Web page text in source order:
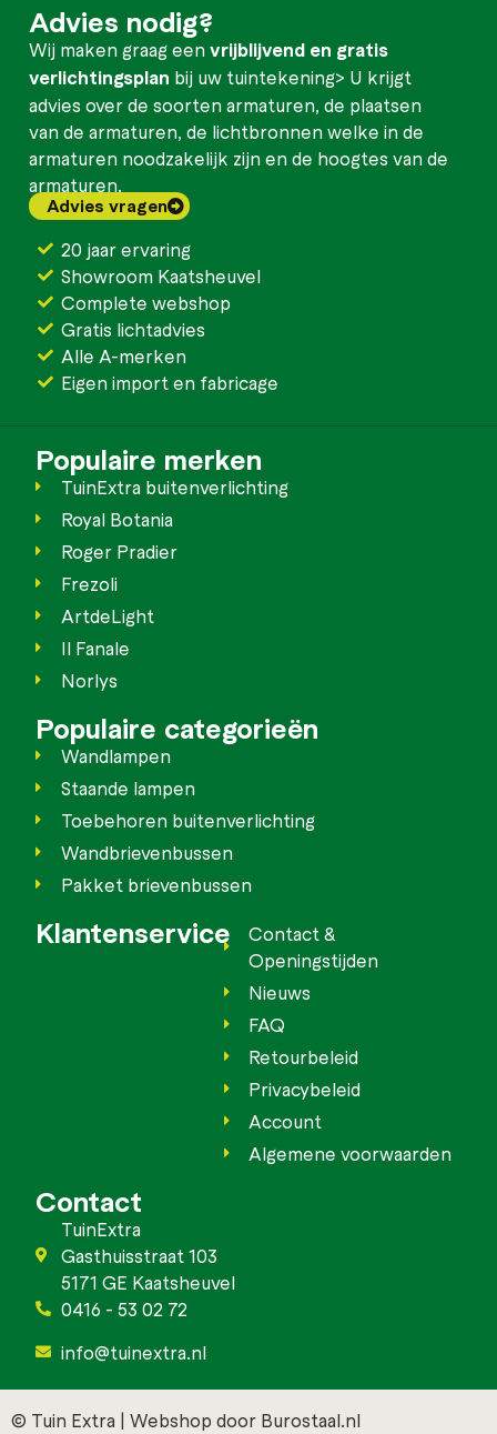
Advies nodig?
Wij maken graag eenvrijblijvend en gratis
verlichtingsplan bij uw tuintekening> U krijgt
advies over de soorten armaturen, de plaatsen
van de armaturen, de lichtbronnen welke in de
armaturen noodzakelijk zijn en de hoogtes van de
armaturen.
Advies vragen
20 jaar ervaring
Showroom Kaatsheuvel
Complete webshop
Gratis lichtadvies
Alle A-merken
Eigen import en fabricage
Populaire merken
TuinExtra buitenverlichting
Royal Botania
Roger Pradier
Frezoli
ArtdeLight
Il Fanale
Norlys
Populaire categorieën
Wandlampen
Staande lampen
Toebehoren buitenverlichting
Wandbrievenbussen
Pakket brievenbussen
Klantenservice
Contact &
Openingstijden
Nieuws
FAQ
Retourbeleid
Privacybeleid
Account
Algemene voorwaarden
Contact
TuinExtra
Gasthuisstraat 103
5171 GE Kaatsheuvel
0416 - 53 02 72
info@tuinextra.nl
© Tuin Extra | Webshop door Burostaal.nl